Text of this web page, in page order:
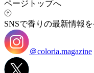
ページトップへ
SNSで香りの最新情報
＠coloria.magazine